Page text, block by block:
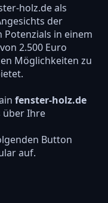
holz.de als
der
Potenzials in einem
2.500 Euro
Möglichkeiten zu
fenster-holz.de
über Ihre
Button
auf.